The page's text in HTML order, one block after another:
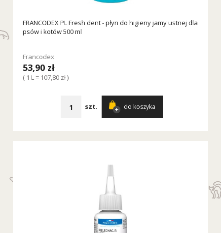
FRANCODEX PL Fresh dent - płyn do higieny jamy ustnej dla
psów i kotów 500 ml
Francodex
53,90 zł
( 1 L = 107,80 zł )
szt. do koszyka